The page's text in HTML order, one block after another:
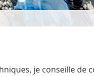
je conseille de